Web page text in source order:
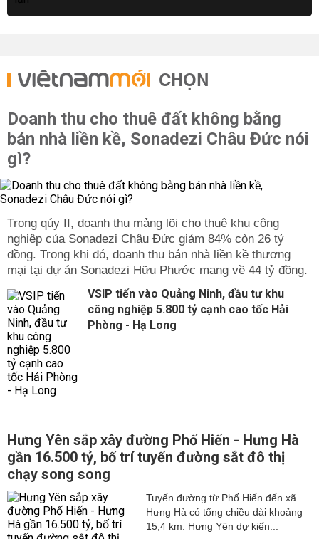
CHỌN
Doanh thu cho thuê đất không bằng
bán nhà liền kề, Sonadezi Châu Đức nói
gì?
Trong qúy II, doanh thu mảng lõi cho thuê khu công
nghiệp của Sonadezi Châu Đức giảm 84% còn 26 tỷ
đồng. Trong khi đó, doanh thu bán nhà liền kề thương
mại tại dự án Sonadezi Hữu Phước mang về 44 tỷ đồng.
VSIP tiến vào Quảng Ninh, đầu tư khu
công nghiệp 5.800 tỷ cạnh cao tốc Hải
Phòng - Hạ Long
Hưng Yên sắp xây đường Phố Hiến - Hưng Hà
gần 16.500 tỷ, bố trí tuyến đường sắt đô thị
chạy song song
Tuyến đường từ Phố Hiến đến xã
Hưng Hà có tổng chiều dài khoảng
15,4 km. Hưng Yên dự kiến...